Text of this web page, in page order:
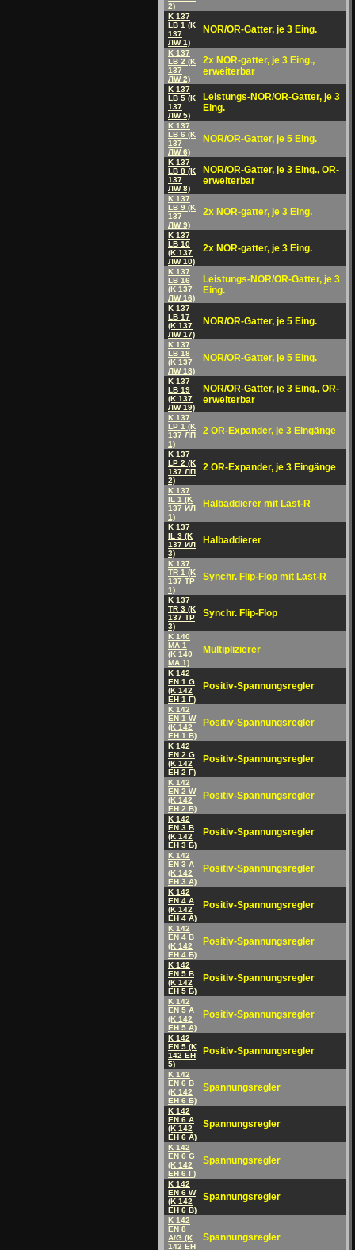
2)
K 137
LB 1 (K
137
ЛW 1)
NOR/OR-Gatter, je 3 Eing.
K 137
LB 2 (K
137
ЛW 2)
2x NOR-gatter, je 3 Eing.,
erweiterbar
K 137
LB 5 (K
137
ЛW 5)
Leistungs-NOR/OR-Gatter, je 3
Eing.
K 137
LB 6 (K
137
ЛW 6)
NOR/OR-Gatter, je 5 Eing.
K 137
LB 8 (K
137
ЛW 8)
NOR/OR-Gatter, je 3 Eing., OR-
erweiterbar
K 137
LB 9 (K
137
ЛW 9)
2x NOR-gatter, je 3 Eing.
K 137
LB 10
(K 137
ЛW 10)
2x NOR-gatter, je 3 Eing.
K 137
LB 16
(K 137
ЛW 16)
Leistungs-NOR/OR-Gatter, je 3
Eing.
K 137
LB 17
(K 137
ЛW 17)
NOR/OR-Gatter, je 5 Eing.
K 137
LB 18
(K 137
ЛW 18)
NOR/OR-Gatter, je 5 Eing.
K 137
LB 19
(K 137
ЛW 19)
NOR/OR-Gatter, je 3 Eing., OR-
erweiterbar
K 137
LP 1 (K
137 ЛП
1)
2 OR-Expander, je 3 Eingänge
K 137
LP 2 (K
137 ЛП
2)
2 OR-Expander, je 3 Eingänge
K 137
IL 1 (K
137 ИЛ
1)
Halbaddierer mit Last-R
K 137
IL 3 (K
137 ИЛ
3)
Halbaddierer
K 137
TR 1 (K
137 TP
1)
Synchr. Flip-Flop mit Last-R
K 137
TR 3 (K
137 TP
3)
Synchr. Flip-Flop
K 140
MA 1
(K 140
MA 1)
Multiplizierer
K 142
EN 1 G
(K 142
EH 1 Г)
Positiv-Spannungsregler
K 142
EN 1 W
(K 142
EH 1 B)
Positiv-Spannungsregler
K 142
EN 2 G
(K 142
EH 2 Г)
Positiv-Spannungsregler
K 142
EN 2 W
(K 142
EH 2 B)
Positiv-Spannungsregler
K 142
EN 3 B
(K 142
EH 3 Б)
Positiv-Spannungsregler
K 142
EN 3 A
(K 142
EH 3 A)
Positiv-Spannungsregler
K 142
EN 4 A
(K 142
EH 4 A)
Positiv-Spannungsregler
K 142
EN 4 B
(K 142
EH 4 Б)
Positiv-Spannungsregler
K 142
EN 5 B
(K 142
EH 5 Б)
Positiv-Spannungsregler
K 142
EN 5 A
(K 142
EH 5 A)
Positiv-Spannungsregler
K 142
EN 5 (K
142 EH
5)
Positiv-Spannungsregler
K 142
EN 6 B
(K 142
EH 6 Б)
Spannungsregler
K 142
EN 6 A
(K 142
EH 6 A)
Spannungsregler
K 142
EN 6 G
(K 142
EH 6 Г)
Spannungsregler
K 142
EN 6 W
(K 142
EH 6 B)
Spannungsregler
K 142
EN 8
A/G (K
142 EH
Spannungsregler